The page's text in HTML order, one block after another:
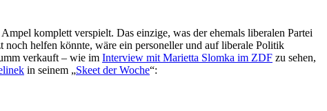
komplett verspielt. Das einzige, was der ehemals liberalen Partei
noch helfen könnte, wäre ein personeller und auf liberale Politik
verkauft – wie im Interview mit Marietta Slomka im ZDF zu sehen,
in seinem „Skeet der Woche“: